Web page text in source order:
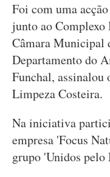
Foi com uma
junto ao Complexo
Câmara Municipal
Departamento do
Funchal,
Limpeza Costeira.
Na iniciativa
empresa 'Focus
grupo 'Unidos